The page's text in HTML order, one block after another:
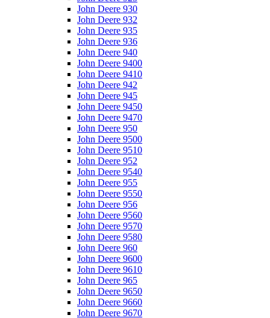
John Deere 930
John Deere 932
John Deere 935
John Deere 936
John Deere 940
John Deere 9400
John Deere 9410
John Deere 942
John Deere 945
John Deere 9450
John Deere 9470
John Deere 950
John Deere 9500
John Deere 9510
John Deere 952
John Deere 9540
John Deere 955
John Deere 9550
John Deere 956
John Deere 9560
John Deere 9570
John Deere 9580
John Deere 960
John Deere 9600
John Deere 9610
John Deere 965
John Deere 9650
John Deere 9660
John Deere 9670